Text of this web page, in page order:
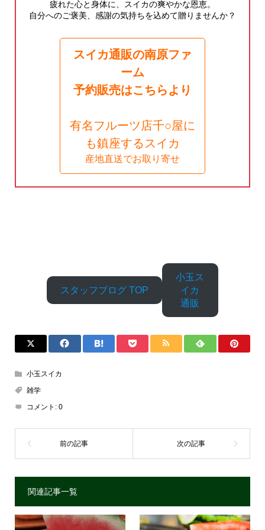
疲れた心と身体に、スイカの爽やかな恩恵。
自分へのご褒美、感謝の気持ちを込めて贈りませんか？
スイカ通販の南原ファ
ーム
予約販売はこちらより
有名フルーツ店千○屋に
も鎮座するスイカ
産地直送でお取り寄せ
スタッフブログ TOP
小玉ス
イカ
通販
小玉スイカ
雑学
コメント: 0
関連記事一覧